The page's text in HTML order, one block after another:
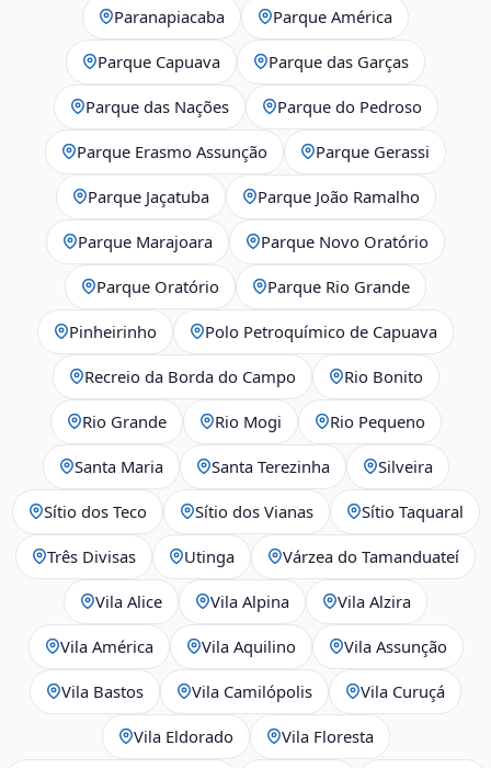
Paranapiacaba Parque América
Parque Capuava Parque das Garças
Parque das Nações Parque do Pedroso
Parque Erasmo Assunção Parque Gerassi
Parque Jaçatuba Parque João Ramalho
Parque Marajoara Parque Novo Oratório
Parque Oratório Parque Rio Grande
Pinheirinho Polo Petroquímico de Capuava
Recreio da Borda do Campo Rio Bonito
Rio Grande Rio Mogi Rio Pequeno
Santa Maria Santa Terezinha Silveira
Sítio dos Teco Sítio dos Vianas Sítio Taquaral
Três Divisas Utinga Várzea do Tamanduateí
Vila Alice Vila Alpina Vila Alzira
Vila América Vila Aquilino Vila Assunção
Vila Bastos Vila Camilópolis Vila Curuçá
Vila Eldorado Vila Floresta